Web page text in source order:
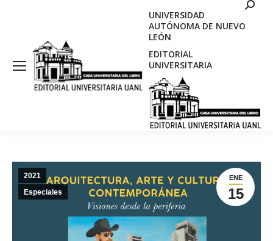
UNIVERSIDAD
AUTÓNOMA DE NUEVO
LEÓN
EDITORIAL
UNIVERSITARIA
ENE
15
2021
Especiales